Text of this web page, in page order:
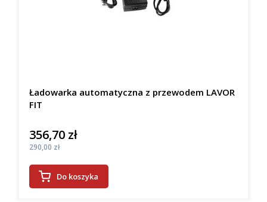
Ładowarka automatyczna z przewodem LAVOR
FIT
Cena
356,70 zł
Cena
290,00 zł
Do koszyka